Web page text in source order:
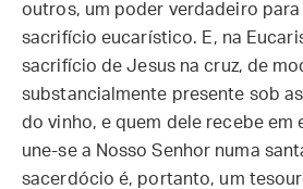
outros, um poder verdadeiro
sacrifício eucarístico. E, na
sacrifício de Jesus na cruz, de
substancialmente presente sob
do vinho, e quem dele recebe em
une-se a Nosso Senhor numa
sacerdócio é, portanto, um